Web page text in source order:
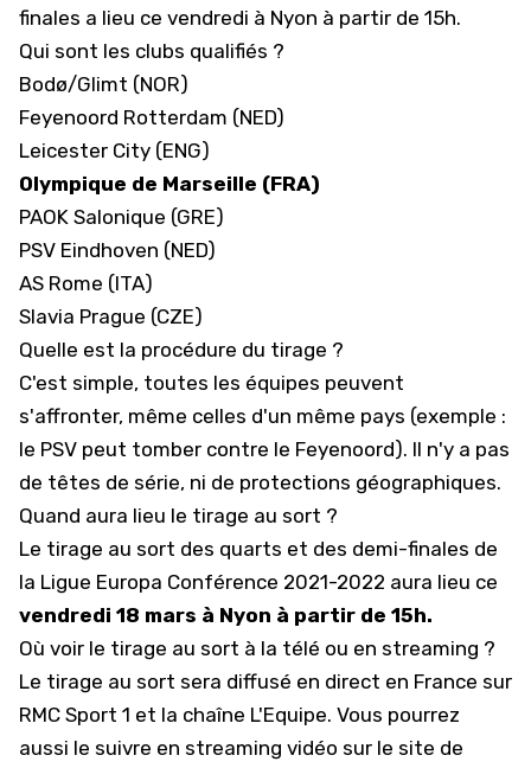
finales a lieu ce vendredi à Nyon à partir de 15h.
Qui sont les clubs qualifiés ?
Bodø/Glimt (NOR)
Feyenoord Rotterdam (NED)
Leicester City (ENG)
Olympique de Marseille (FRA)
PAOK Salonique (GRE)
PSV Eindhoven (NED)
AS Rome (ITA)
Slavia Prague (CZE)
Quelle est la procédure du tirage ?
C'est simple, toutes les équipes peuvent
s'affronter, même celles d'un même pays (exemple :
le PSV peut tomber contre le Feyenoord). Il n'y a pas
de têtes de série, ni de protections géographiques.
Quand aura lieu le tirage au sort ?
Le tirage au sort des quarts et des demi-finales de
la Ligue Europa Conférence 2021-2022 aura lieu ce
vendredi 18 mars à Nyon à partir de 15h.
Où voir le tirage au sort à la télé ou en streaming ?
Le tirage au sort sera diffusé en direct en France sur
RMC Sport 1 et la chaîne L'Equipe. Vous pourrez
aussi le suivre en streaming vidéo sur le site de